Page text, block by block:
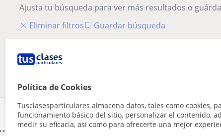
Política de Cookies
Tusclasesparticulares almacena datos, tales como cookies,
funcionamiento básico del sitio, personalizar el contenido,
medir su eficacia, así como para ofrecerte una mejor
Ajusta tu búsqueda para ver más resultados o
Eliminar filtros
Guardar búsqueda